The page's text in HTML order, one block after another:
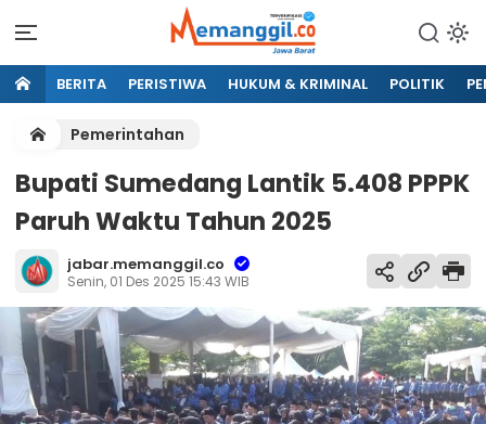
BERITA PERISTIWA HUKUM & KRIMINAL POLITIK
Pemerintahan
Bupati Sumedang Lantik 5.408 PPPK
Paruh Waktu Tahun 2025
jabar.memanggil.co
Senin, 01 Des 2025 15:43 WIB